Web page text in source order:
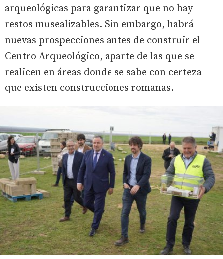
arqueológicas para garantizar que no hay
restos musealizables. Sin embargo, habrá
nuevas prospecciones antes de construir el
Centro Arqueológico, aparte de las que se
realicen en áreas donde se sabe con certeza
que existen construcciones romanas.